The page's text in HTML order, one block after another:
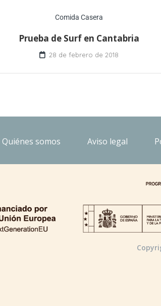
Comida Casera
Prueba de Surf en Cantabria
28 de febrero de 2018
Quiénes somos Aviso legal